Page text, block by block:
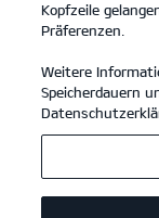
150
-Emissionen
Kopfzeile
Präferenzen.
Weitere
Speicherdauern